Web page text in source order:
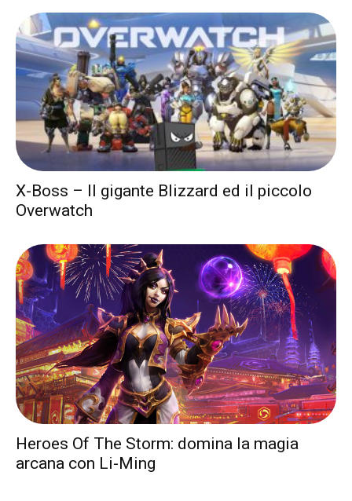
X-Boss – Il gigante Blizzard ed il piccolo
Overwatch
Heroes Of The Storm: domina la magia
arcana con Li-Ming